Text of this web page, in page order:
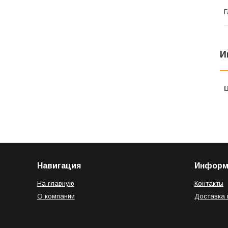
Навигация
На главную
О компании
Контакты
Доставка